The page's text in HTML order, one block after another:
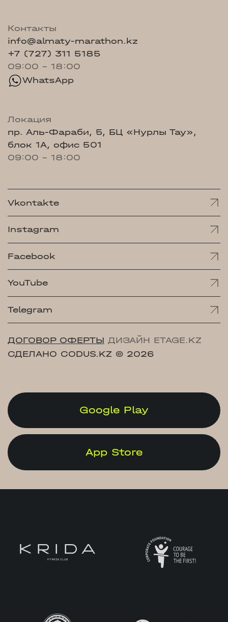
Контакты
info@almaty-marathon.kz
+7 (727) 311 5185
09:00 - 18:00
WhatsApp
Локация
пр. Аль-Фараби, 5, БЦ «Нурлы Тау»,
блок 1А, офис 501
09:00 - 18:00
Vkontakte
Instagram
Facebook
YouTube
Telegram
ДОГОВОР ОФЕРТЫ ДИЗАЙН ETAGE.KZ
СДЕЛАНО CODUS.KZ © 2026
Google Play
App Store